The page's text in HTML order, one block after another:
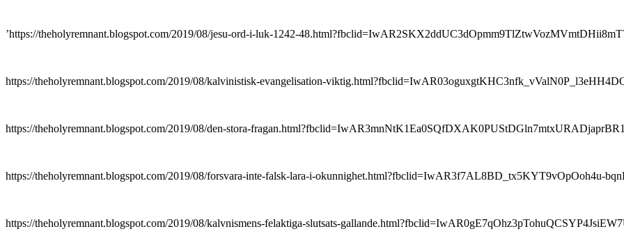
’https://theholyremnant.blogspot.com/2019/08/jesu-ord-i-luk-1242-
https://theholyremnant.blogspot.com/2019/08/kalvinistisk-evangelisation-
https://theholyremnant.blogspot.com/2019/08/den-stora-
https://theholyremnant.blogspot.com/2019/08/forsvara-inte-falsk-lara-i-okunnighet.html?fbclid=IwAR3f7AL8BD_tx5KYT9vOpOoh4u-
https://theholyremnant.blogspot.com/2019/08/kalvnismens-felaktiga-slutsats-